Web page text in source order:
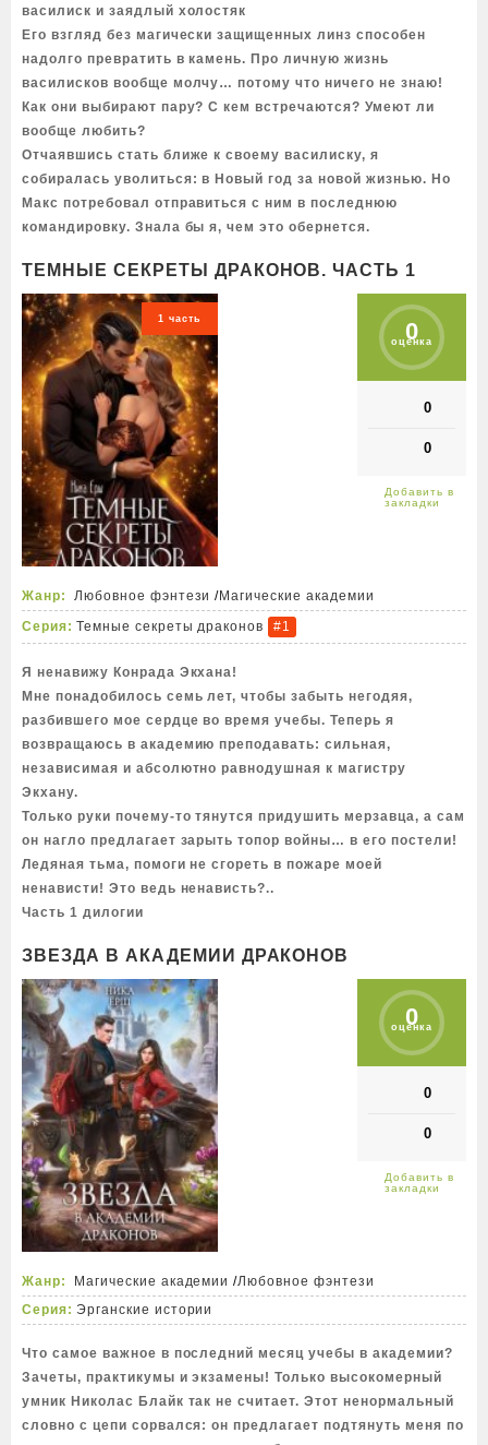
василиск и заядлый холостяк
Его взгляд без магически защищенных линз способен
надолго превратить в камень. Про личную жизнь
василисков вообще молчу… потому что ничего не знаю!
Как они выбирают пару? С кем встречаются? Умеют ли
вообще любить?
Отчаявшись стать ближе к своему василиску, я
собиралась уволиться: в Новый год за новой жизнью. Но
Макс потребовал отправиться с ним в последнюю
командировку. Знала бы я, чем это обернется.
ТЕМНЫЕ СЕКРЕТЫ ДРАКОНОВ. ЧАСТЬ 1
1 часть 0
оценка
0
0
Жанр: Любовное фэнтези /Магические академии
Серия: Темные секреты драконов #1
Я ненавижу Конрада Экхана!
Мне понадобилось семь лет, чтобы забыть негодяя,
разбившего мое сердце во время учебы. Теперь я
возвращаюсь в академию преподавать: сильная,
независимая и абсолютно равнодушная к магистру
Экхану.
Только руки почему-то тянутся придушить мерзавца, а сам
он нагло предлагает зарыть топор войны… в его постели!
Ледяная тьма, помоги не сгореть в пожаре моей
ненависти! Это ведь ненависть?..
Часть 1 дилогии
ЗВЕЗДА В АКАДЕМИИ ДРАКОНОВ
0
оценка
0
0
Жанр: Магические академии /Любовное фэнтези
Серия: Эрганские истории
Что самое важное в последний месяц учебы в академии?
Зачеты, практикумы и экзамены! Только высокомерный
умник Николас Блайк так не считает. Этот ненормальный
словно с цепи сорвался: он предлагает подтянуть меня по